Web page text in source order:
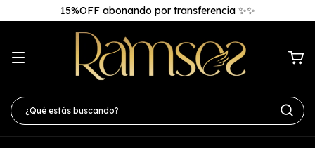
15%OFF abonando por transferencia ✨✨